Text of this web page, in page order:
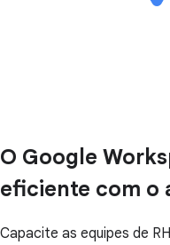
O Google
eficiente com o
Capacite as equipes de